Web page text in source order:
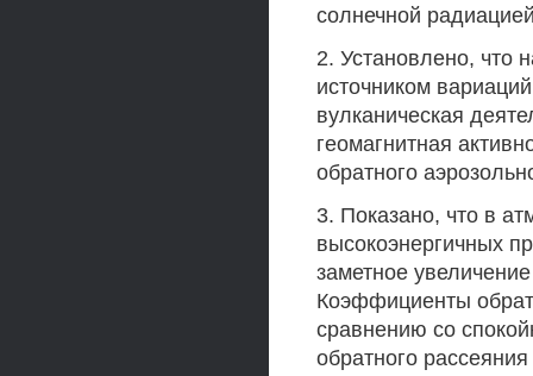
солнечной
2. Установлено, что
источником
вулканическая
геомагнитная
обратного
3. Показано, что в
высокоэнергичных
заметное
Коэффициенты
сравнению со
обратного